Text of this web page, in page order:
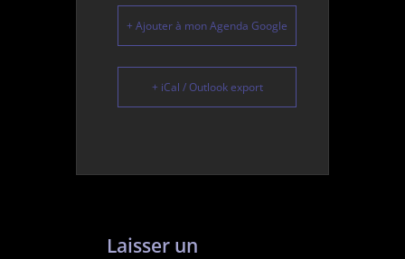
+ Ajouter à mon Agenda Google
+ iCal / Outlook export
Laisser un